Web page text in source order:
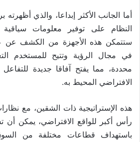
أما الجانب الأكثر إبداعا، والذي أظهرته
النظام على توفير معلومات
ستتمكن هذه الأجهزة من الكشف عن
في مجال الرؤية وتتيح للمستخدم
محددة، مما يفتح آفاقا جديدة
الافتراضي المحيط به.
هذه الإستراتيجية ذات الشقين، مع
رأس أكبر للواقع الافتراضي، يمكن
باستهداف قطاعات مختلفة من